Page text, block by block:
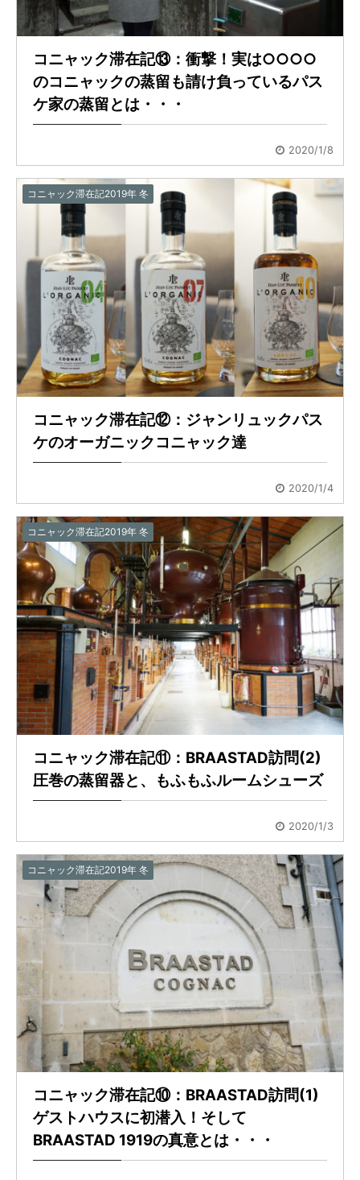
コニャック滞在記⑬：衝撃！実は○○○○
のコニャックの蒸留も請け負っているパス
ケ家の蒸留とは・・・
2020/1/8
コニャック滞在記2019年 冬
コニャック滞在記⑫：ジャンリュックパス
ケのオーガニックコニャック達
2020/1/4
コニャック滞在記2019年 冬
コニャック滞在記⑪：BRAASTAD訪問(2)
圧巻の蒸留器と、もふもふルームシューズ
2020/1/3
コニャック滞在記2019年 冬
コニャック滞在記⑩：BRAASTAD訪問(1)
ゲストハウスに初潜入！そして
BRAASTAD 1919の真意とは・・・